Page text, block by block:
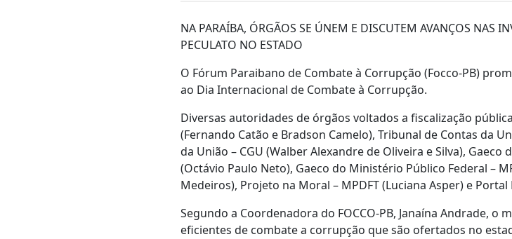
NA PARAÍBA, ÓRGÃOS SE ÚNEM E DISCUTEM AVANÇOS NAS
PECULATO NO ESTADO
O Fórum Paraibano de Combate à Corrupção (Focco-PB)
ao Dia Internacional de Combate à Corrupção.
Diversas autoridades de órgãos voltados a fiscalização
(Fernando Catão e Bradson Camelo), Tribunal de Contas da
da União – CGU (Walber Alexandre de Oliveira e Silva),
(Octávio Paulo Neto), Gaeco do Ministério Público Federal –
Medeiros), Projeto na Moral – MPDFT (Luciana Asper) e
Segundo a Coordenadora do FOCCO-PB, Janaína Andrade,
eficientes de combate a corrupção que são ofertados no